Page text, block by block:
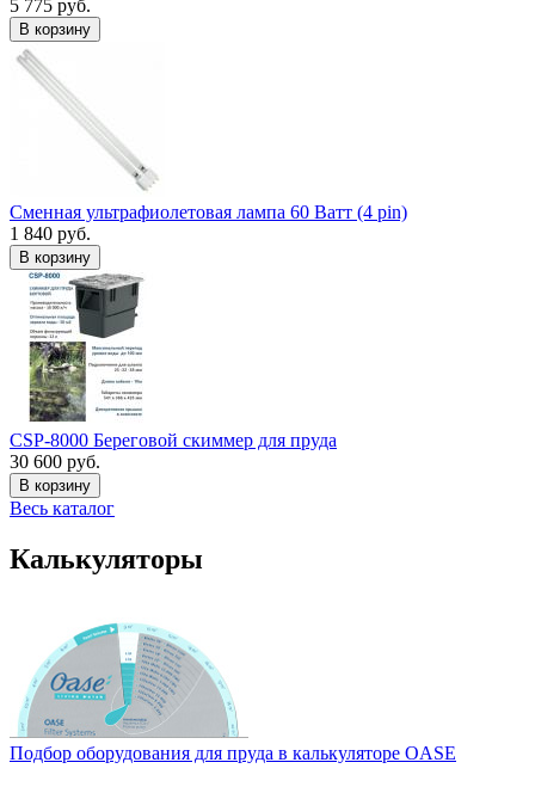
5 775 руб.
В корзину
Сменная ультрафиолетовая лампа 60 Ватт (4 pin)
1 840 руб.
В корзину
CSP-8000 Береговой скиммер для пруда
30 600 руб.
В корзину
Весь каталог
Калькуляторы
Подбор оборудования для пруда в калькуляторе OASE